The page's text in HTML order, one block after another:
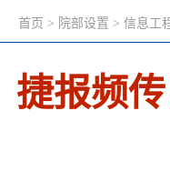
首页 > 院部设置 > 信息工
捷报频